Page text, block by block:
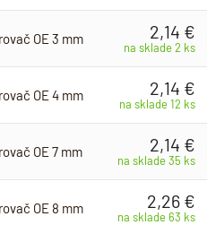
OE 3 mm 2,14 €
na sklade 2 ks
OE 4 mm 2,14 €
na sklade 12 ks
OE 7 mm 2,14 €
na sklade 35 ks
OE 8 mm 2,26 €
na sklade 63 ks